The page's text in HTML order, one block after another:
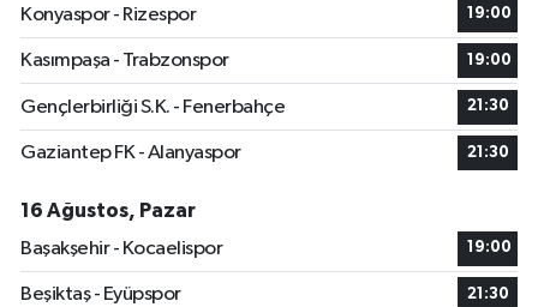
Konyaspor - Rizespor
19:00
Kasımpaşa - Trabzonspor 19:00
Gençlerbirliği S.K. - Fenerbahçe 21:30
Gaziantep FK - Alanyaspor 21:30
16 Ağustos, Pazar
Başakşehir - Kocaelispor
19:00
Beşiktaş - Eyüpspor 21:30